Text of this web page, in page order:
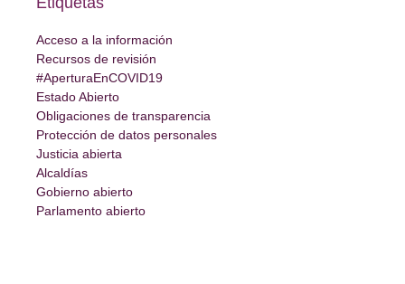
Acceso a la información
Recursos de revisión
#AperturaEnCOVID19
Estado Abierto
Obligaciones de transparencia
Protección de datos personales
Justicia abierta
Alcaldías
Gobierno abierto
Parlamento abierto